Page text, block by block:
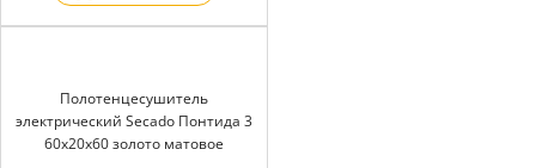
Полотенцесушитель
электрический Secado Понтида 3
60x20x60 золото матовое